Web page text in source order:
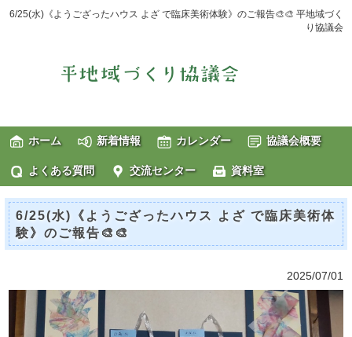
6/25(水)《ようござったハウス よざ で臨床美術体験》のご報告🎨🎨 平地域づく
り協議会
ホーム 新着情報 カレンダー 協議会概要
よくある質問 交流センター 資料室
6/25(水)《ようござったハウス よざ で臨床美術体
験》のご報告🎨🎨
2025/07/01